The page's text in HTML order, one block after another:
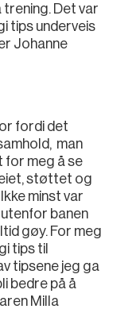
trening. Det var
tips underveis
Johanne
fordi det
man
for meg å se
støttet og
minst var
banen
gøy. For meg
tips til
tipsene jeg ga
bedre på å
Milla